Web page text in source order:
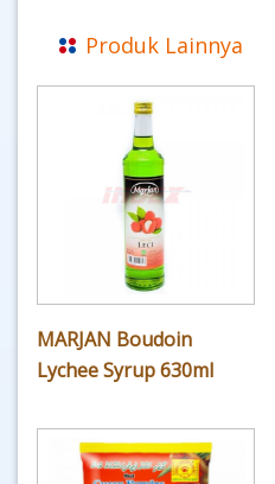
Produk Lainnya
MARJAN Boudoin
Lychee Syrup 630ml